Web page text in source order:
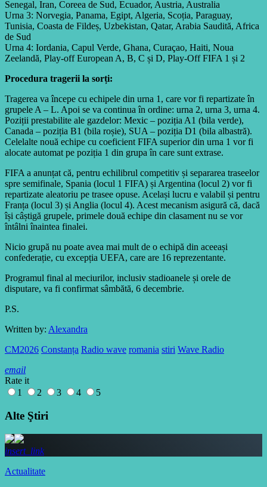
Senegal, Iran, Coreea de Sud, Ecuador, Austria, Australia
Urna 3: Norvegia, Panama, Egipt, Algeria, Scoția, Paraguay,
Tunisia, Coasta de Fildeș, Uzbekistan, Qatar, Arabia Saudită, Africa
de Sud
Urna 4: Iordania, Capul Verde, Ghana, Curaçao, Haiti, Noua
Zeelandă, Play-off European A, B, C și D, Play-Off FIFA 1 și 2
Procedura tragerii la sorți:
Tragerea va începe cu echipele din urna 1, care vor fi repartizate în
grupele A – L. Apoi se va continua în ordine: urna 2, urna 3, urna 4.
Poziții prestabilite ale gazdelor: Mexic – poziția A1 (bila verde),
Canada – poziția B1 (bila roșie), SUA – poziția D1 (bila albastră).
Celelalte nouă echipe cu coeficient FIFA superior din urna 1 vor fi
alocate automat pe poziția 1 din grupa în care sunt extrase.
FIFA a anunțat că, pentru echilibrul competitiv și separarea traseelor
spre semifinale, Spania (locul 1 FIFA) și Argentina (locul 2) vor fi
repartizate aleatoriu pe trasee opuse. Același lucru e valabil și pentru
Franța (locul 3) și Anglia (locul 4). Acest mecanism asigură că, dacă
își câștigă grupele, primele două echipe din clasament nu se vor
întâlni înaintea finalei.
Nicio grupă nu poate avea mai mult de o echipă din aceeași
confederație, cu excepția UEFA, care are 16 reprezentante.
Programul final al meciurilor, inclusiv stadioanele și orele de
disputare, va fi confirmat sâmbătă, 6 decembrie.
P.S.
Written by: Alexandra
CM2026 Constanța Radio wave romania stiri Wave Radio
email
Rate it
1
2 3 4 5
Alte Ştiri
insert_link
Actualitate